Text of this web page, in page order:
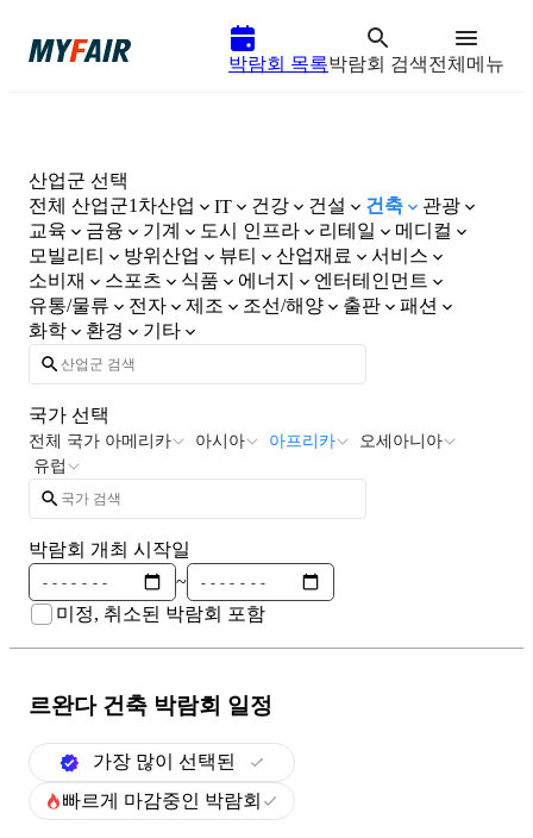
박람회 목록박람회 검색전체메뉴
산업군 선택
전체 산업군1차산업 IT 건강 건설 건축
관광
교육
금융 기계 도시 인프라 리테일
메디컬
모빌리티
방위산업 뷰티 산업재료
서비스
소비재
스포츠 식품 에너지
엔터테인먼트
유통/물류
전자 제조 조선/해양 출판
패션
화학
환경 기타
국가 선택
전체 국가 아메리카 아시아 아프리카
오세아니아
유럽
박람회 개최 시작일
~
미정, 취소된 박람회 포함
르완다 건축 박람회 일정
가장 많이 선택된
빠르게 마감중인 박람회